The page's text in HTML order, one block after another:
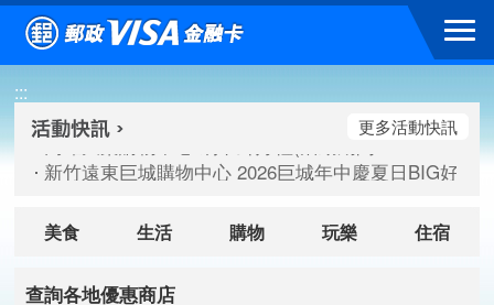
跳到主要內容區塊
:::
高雄大樂購物中心 刷卡郵好禮(活動期間：115/08/07-
臺北三創生活 有點東西第2波 刷卡郵好禮(活動期間：
高雄大樂購物中心 刷卡郵好禮(活動期間：115/08/07-
新竹遠東巨城購物中心 2026巨城年中慶夏日BIG好刷(
更多活動快訊
美食 生活 購物 玩樂 住宿
查詢各地優惠商店